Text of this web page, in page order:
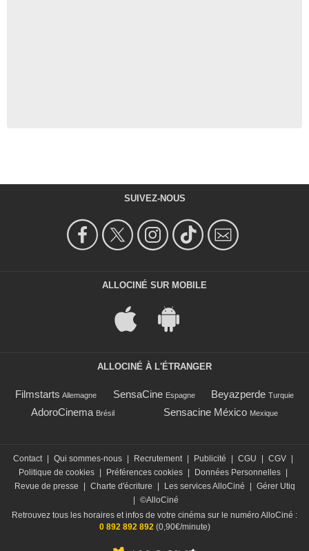
SUIVEZ-NOUS
ALLOCINÉ SUR MOBILE
ALLOCINÉ À L'ÉTRANGER
Filmstarts Allemagne SensaCine Espagne Beyazperde Turquie
AdoroCinema Brésil Sensacine México Mexique
Contact | Qui sommes-nous | Recrutement | Publicité | CGU | CGV |
Politique de cookies | Préférences cookies | Données Personnelles |
Revue de presse
| Charte d'écriture | Les services AlloCiné | Gérer Utiq
| ©AlloCiné
Retrouvez tous les horaires et infos de votre cinéma sur le numéro AlloCiné :
0 892 892 892(0,90€/minute)